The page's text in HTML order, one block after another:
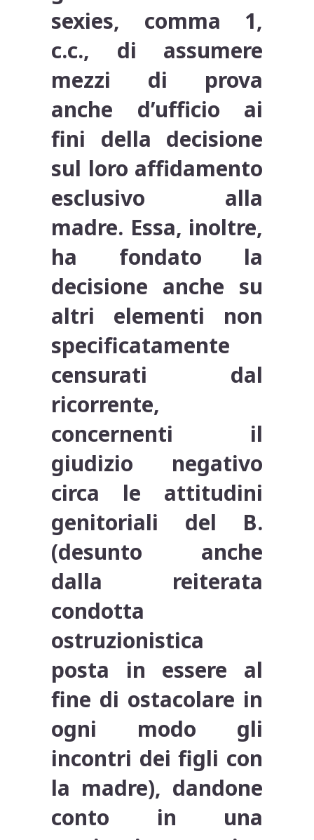
sexies, comma 1,
c.c., di assumere
mezzi di prova
anche d’ufficio ai
fini della decisione
sul loro affidamento
esclusivo alla
madre. Essa, inoltre,
ha fondato la
decisione anche su
altri elementi non
specificatamente
censurati dal
ricorrente,
concernenti il
giudizio negativo
circa le attitudini
genitoriali del B.
(desunto anche
dalla reiterata
condotta
ostruzionistica
posta in essere al
fine di ostacolare in
ogni modo gli
incontri dei figli con
la madre), dandone
conto in una